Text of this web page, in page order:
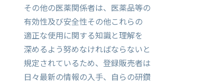
その他の医薬関係者は、医薬品等の
有効性及び安全性その他これらの
適正な使用に関する知識と理解を
深めるよう努めなければならないと
規定されているため、登録販売者は
日々最新の情報の入手、自らの研鑽